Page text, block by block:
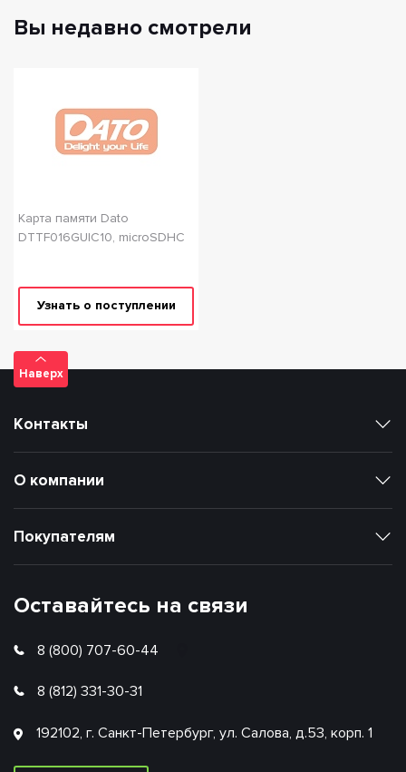
Вы недавно смотрели
Карта памяти Dato
DTTF016GUIC10, microSDHC
Узнать о поступлении
Наверх
Оставайтесь на связи
8 (800) 707-60-44
8 (812) 331-30-31
192102, г. Санкт-Петербург, ул. Салова, д.53, корп. 1
Покупателям
О компании
Контакты